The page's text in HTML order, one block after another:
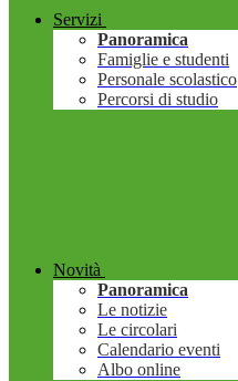
Servizi
Panoramica
Famiglie e studenti
Personale scolastico
Percorsi di studio
Novità
Panoramica
Le notizie
Le circolari
Calendario eventi
Albo online